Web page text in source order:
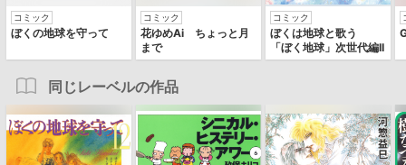
コミック
ぼくの地球を守って
コミック
花ゆめAi ちょっと月
まで
コミック
ぼくは地球と歌う
「ぼく地球」次世代編II
同じレーベルの作品